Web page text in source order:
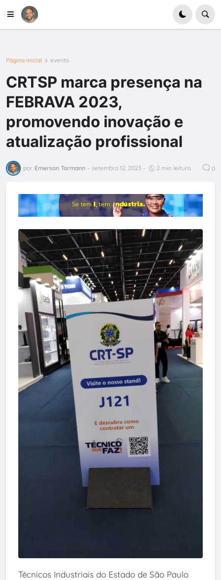
Página inicial evento
CRTSP marca presença na
FEBRAVA 2023,
promovendo inovação e
atualização profissional
por Emerson Tormann - setembro 12, 2023 - 2 min leitura 0
Técnicos Industriais do Estado de São Paulo